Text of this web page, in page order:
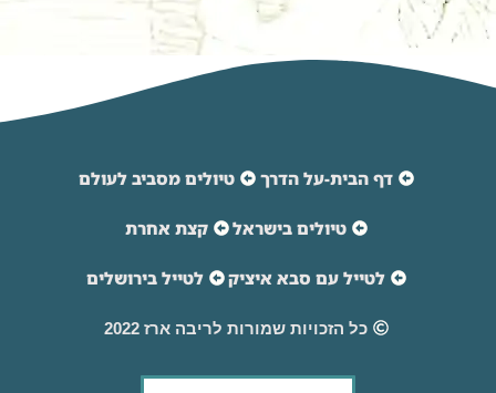
דף הבית-על הדרך טיולים מסביב לעולם
טיולים בישראל קצת אחרת
לטייל עם סבא איציק לטייל בירושלים
כל הזכויות שמורות לריבה ארז 2022